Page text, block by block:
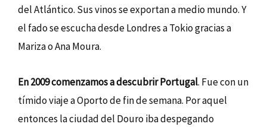
del Atlántico. Sus vinos se exportan a medio mundo. Y
el fado se escucha desde Londres a Tokio gracias a
Mariza o Ana Moura.
En 2009 comenzamos a descubrir Portugal. Fue con un
tímido viaje a Oporto de fin de semana. Por aquel
entonces la ciudad del Douro iba despegando